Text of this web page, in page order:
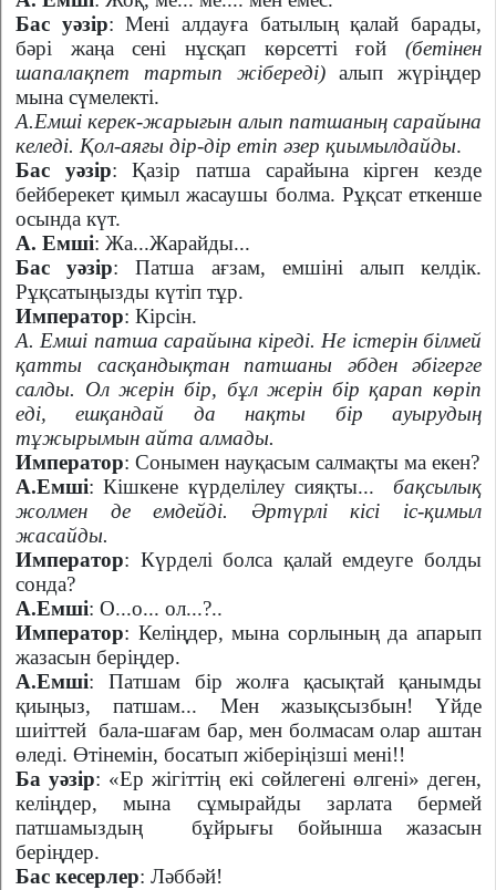
Бас уәзір: Мені алдауға батылың қалай барады,
бәрі жаңа сені нұсқап көрсетті ғой (бетінен
шапалақпет тартып жібереді)алып жүріңдер
мына сүмелекті.
А.Емші керек-жарығын алып патшаның сарайына
келеді. Қол-аяғы дір-дір етіп әзер қиымылдайды.
Бас уәзір: Қазір патша сарайына кірген кезде
бейберекет қимыл жасаушы болма. Рұқсат еткенше
осында күт.
А. Емші: Жа...Жарайды...
Бас уәзір: Патша ағзам, емшіні алып келдік.
Рұқсатыңызды күтіп тұр.
Император: Кірсін.
А. Емші патша сарайына кіреді. Не істерін білмей
қатты сасқандықтан патшаны әбден әбігерге
салды. Ол жерін бір, бұл жерін бір қарап көріп
еді, ешқандай да нақты бір ауырудың
тұжырымын айта алмады.
Император: Сонымен науқасым салмақты ма екен?
А.Емші: Кішкене күрделілеу сияқты...
бақсылық
жолмен де емдейді. Әртүрлі кісі іс-қимыл
жасайды.
Император: Күрделі болса қалай емдеуге болды
сонда?
А.Емші: О...о... ол...?..
Император: Келіңдер, мына сорлының да апарып
жазасын беріңдер.
А.Емші: Патшам бір жолға қасықтай қанымды
қиыңыз, патшам... Мен жазықсызбын! Үйде
шиіттей бала-шағам бар, мен болмасам олар аштан
өледі. Өтінемін, босатып жіберіңізші мені!!
Ба уәзір: «Ер жігіттің екі сөйлегені өлгені» деген,
келіңдер, мына сұмырайды зарлата бермей
патшамыздың
бұйрығы бойынша жазасын
беріңдер.
Бас кесерлер: Ләббәй!